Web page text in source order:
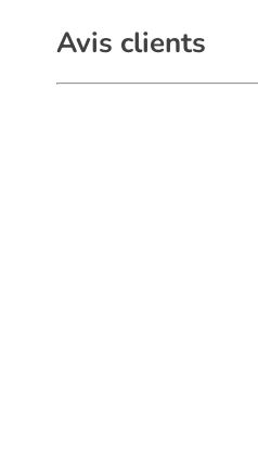
Avis clients